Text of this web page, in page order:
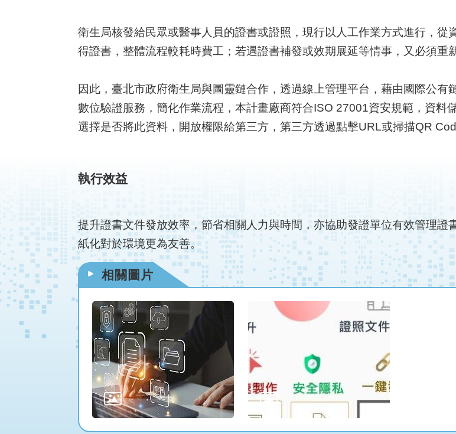
衛生局核發給民眾或醫事人員的證書或證照，現行以人工作業方式進行，
得證書，整體流程較耗時費工；若遇證書補發或效期展延等情事，又必須重
因此，臺北市政府衛生局與圖靈鏈合作，透過線上管理平台，藉由國際公
數位驗證服務，簡化作業流程，本計畫廠商符合ISO 27001資安規範，資料
選擇是否將此資料，開放權限給第三方，第三方透過點擊URL或掃描QR
執行效益
提升證書文件發放效率，節省相關人力與時間，亦協助發證單位有效管理
紙化對於環境更為友善。
相關圖片